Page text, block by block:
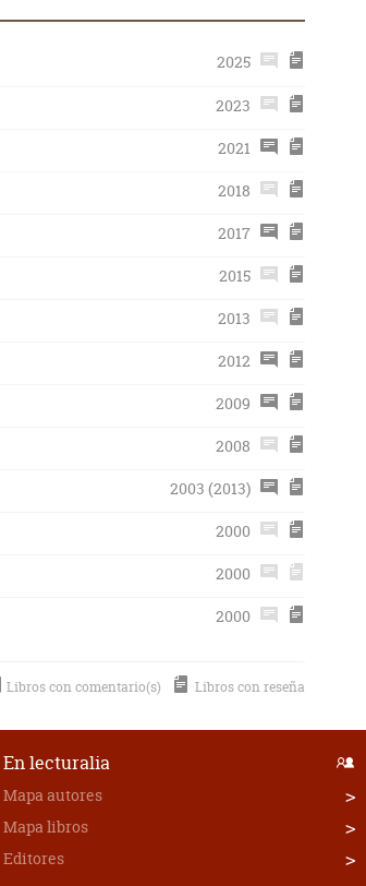
2025
2023
2021
2018
2017
2015
2013
2012
2009
2008
2003 (2013)
2000
2000
2000
Libros con comentario(s) Libros con reseña
En lecturalia
Mapa autores
Mapa libros
Editores